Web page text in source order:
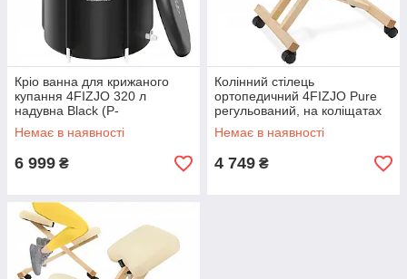
Кріо ванна для крижаного
купання 4FIZJO 320 л
надувна Black (P-
5905973400619)
Немає в наявності
6 999 ₴
Колінний стілець
ортопедичний 4FIZJO Pure
регульований, на коліщатах
Black (P-5905973402798)
Немає в наявності
4 749 ₴